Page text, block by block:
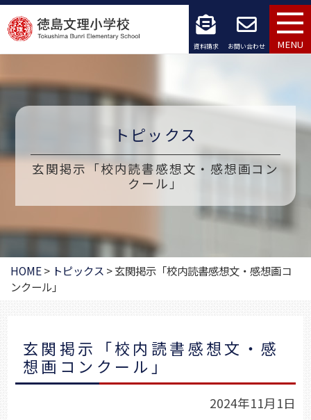
コ
ン
ン
へ
ッ
プ
資料請求 お問い合わせ MENU
トピックス
玄関掲示「校内読書感想文・感想画コン
クール」
HOME> トピックス >玄関掲示「校内読書感想文・感想画コ
ンクール」
玄関掲示「校内読書感想文・感
想画コンクール」
2024年11月1日